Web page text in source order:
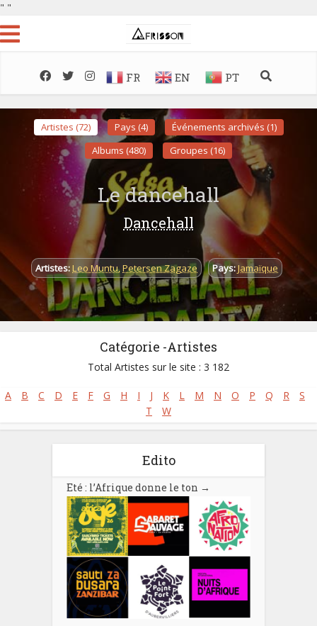
" "
FR EN PT
Artistes (72) Pays (4)
Événements archivés (1)
Albums (480)
Groupes (16)
Le dancehall
Dancehall
Artistes:Leo Muntu,Petersen Zagaze Pays:Jamaïque
Catégorie -Artistes
Total Artistes sur le site : 3 182
A B C D E F G H I J K L M N O P Q R
S
T
W
Edito
Eté : l’Afrique donne le ton →